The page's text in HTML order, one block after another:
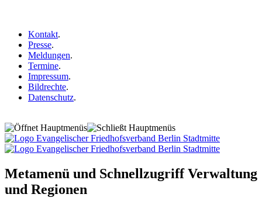
Kontakt.
Presse.
Meldungen.
Termine.
Impressum.
Bildrechte.
Datenschutz.
Metamenü und Schnellzugriff Verwaltung
und Regionen